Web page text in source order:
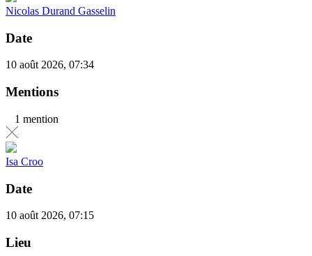
Nicolas Durand Gasselin
Date
10 août 2026, 07:34
Mentions
1 mention
Isa Croo
Date
10 août 2026, 07:15
Lieu